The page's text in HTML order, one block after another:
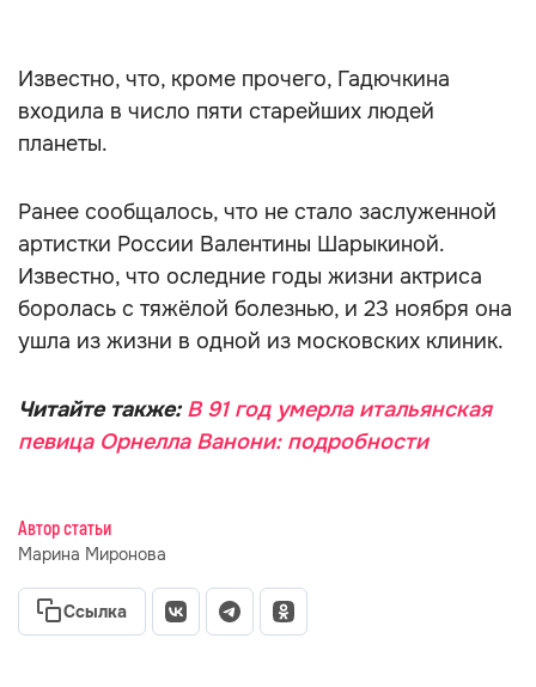
Известно, что, кроме прочего, Гадючкина
входила в число пяти старейших людей
планеты.
Ранее сообщалось, что не стало заслуженной
артистки России Валентины Шарыкиной.
Известно, что оследние годы жизни актриса
боролась с тяжёлой болезнью, и 23 ноября она
ушла из жизни в одной из московских клиник.
Читайте также: В 91 год умерла итальянская
певица Орнелла Ванони: подробности
Автор статьи
Марина Миронова
Ссылка